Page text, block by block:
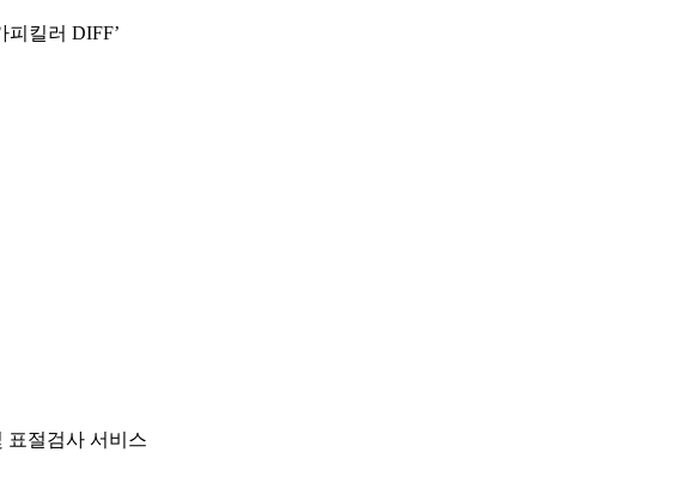
피킬러 DIFF’
표절검사 서비스